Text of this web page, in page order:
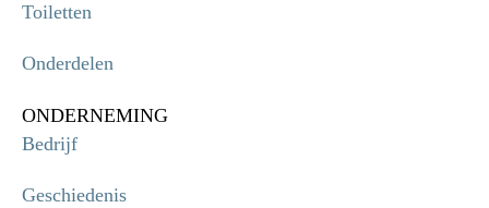
Toiletten
Onderdelen
ONDERNEMING
Bedrijf
Geschiedenis